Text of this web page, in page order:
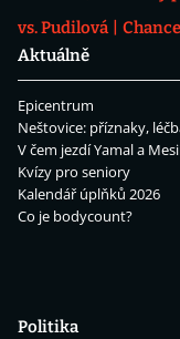
vs. Pudilová
Aktuálně
Epicentrum
Neštovice: příznaky,
V čem jezdí Yamal a
Kvízy pro seniory
Kalendář úplňků 2026
Co je bodycount?
Politika